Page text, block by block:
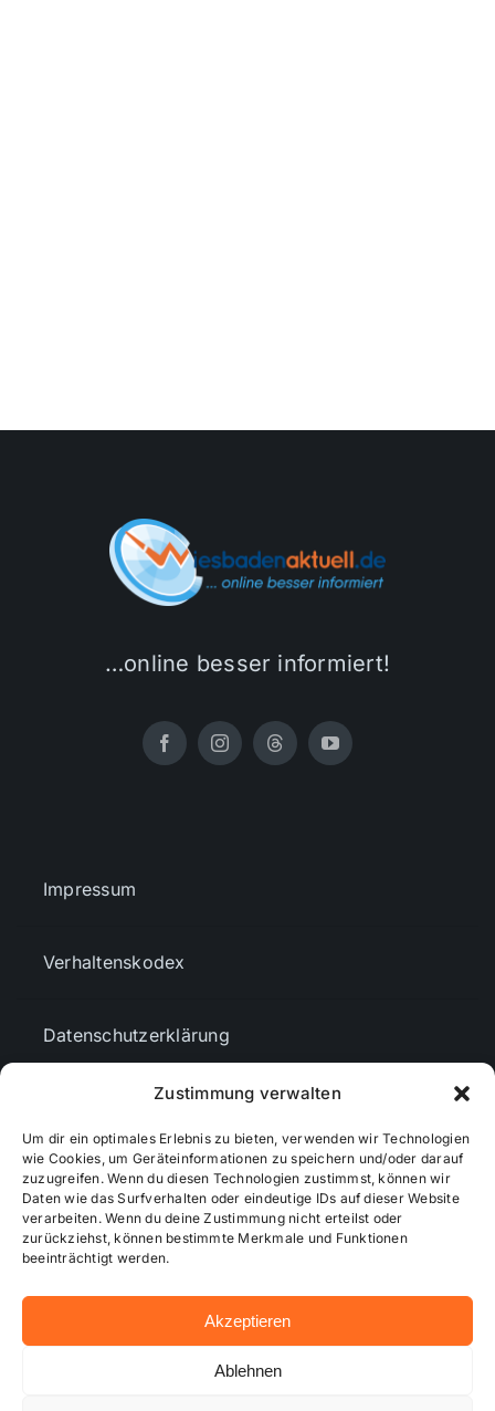
Zustimmung verwalten
Um dir ein optimales Erlebnis zu bieten, verwenden wir Technologien
wie Cookies, um Geräteinformationen zu speichern und/oder darauf
zuzugreifen. Wenn du diesen Technologien zustimmst, können wir
Daten wie das Surfverhalten oder eindeutige IDs auf dieser Website
verarbeiten. Wenn du deine Zustimmung nicht erteilst oder
zurückziehst, können bestimmte Merkmale und Funktionen
beeinträchtigt werden.
Akzeptieren
Ablehnen
…online besser informiert!
Impressum
Verhaltenskodex
Datenschutzerklärung
Cookie-Richtlinie (EU)
Mediendaten
© 2026 - Wiesbadenaktuell ...online besser informiert!